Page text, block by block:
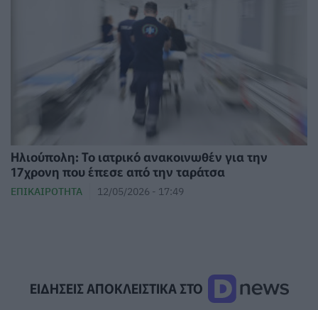
Ηλιούπολη: Το ιατρικό ανακοινωθέν για την
17χρονη που έπεσε από την ταράτσα
ΕΠΙΚΑΙΡΌΤΗΤΑ 12/05/2026 - 17:49
ΕΙΔΗΣΕΙΣ ΑΠΟΚΛΕΙΣΤΙΚΑ ΣΤΟ